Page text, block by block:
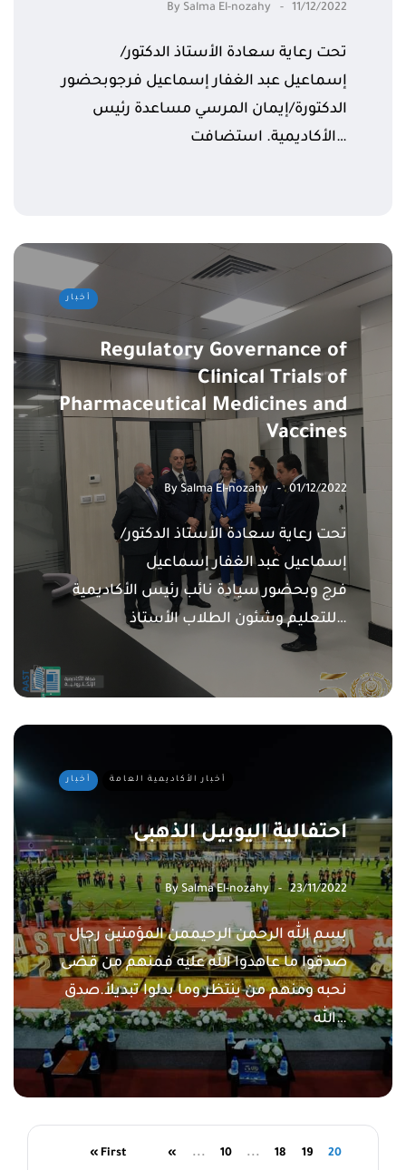
By Salma El-nozahy 11/12/2022
تحت رعاية سعادة الأستاذ الدكتور/
إسماعيل عبد الغفار إسماعيل فرجوبحضور
الدكتورة/إيمان المرسي مساعدة رئيس
الأكاديمية. استضافت…
أخبار
Regulatory Governance of
Clinical Trials of
Pharmaceutical Medicines and
Vaccines
By Salma El-nozahy 01/12/2022
تحت رعاية سعادة الأستاذ الدكتور/
إسماعيل عبد الغفار إسماعيل
فرج وبحضور سيادة نائب رئيس الأكاديمية
للتعليم وشئون الطلاب الأستاذ…
أخبار أخبار الأكاديمية العامة
احتفالية اليوبيل الذهبى
BySalma El-nozahy 23/11/2022
بسم الله الرحمن الرحيممن المؤمنين رجال
صدقوا ما عاهدوا الله عليه فمنهم من قضى
نحبه ومنهم من ينتظر وما بدلوا تبديلأ.صدق
الله…
« First « ... 10 ... 18 19 20